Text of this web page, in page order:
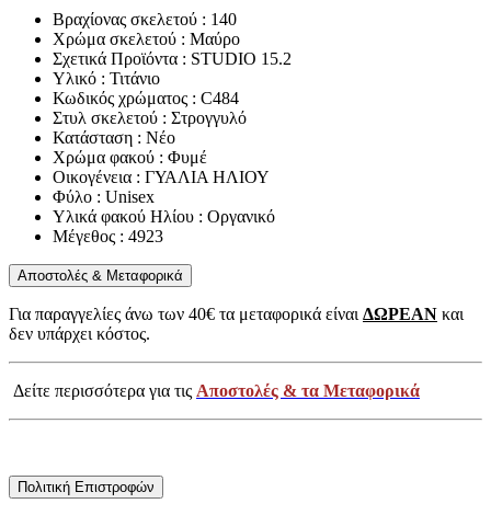
Βραχίονας σκελετού : 140
Χρώμα σκελετού : Μαύρο
Σχετικά Προϊόντα : STUDIO 15.2
Υλικό : Τιτάνιο
Κωδικός χρώματος : C484
Στυλ σκελετού : Στρογγυλό
Κατάσταση : Νέο
Χρώμα φακού : Φυμέ
Οικογένεια : ΓΥΑΛΙΑ ΗΛΙΟΥ
Φύλο : Unisex
Υλικά φακού Ηλίου : Οργανικό
Μέγεθος : 4923
Αποστολές & Μεταφορικά
Για παραγγελίες άνω των 40€ τα μεταφορικά είναιΔΩΡΕΑΝ και
δεν υπάρχει κόστος.
Δείτε περισσότερα για τις Αποστολές & τα Μεταφορικά
Πολιτική Επιστροφών